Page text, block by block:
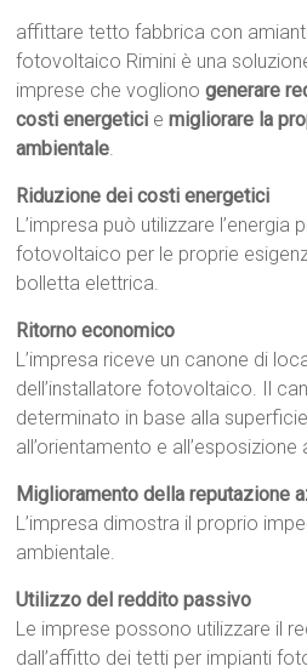
affittare tetto fabbrica con
fotovoltaico Rimini è una
imprese che voglionogenerare
costi energetici emigliorare la
ambientale.
Riduzione dei costi energetici
L’impresa può utilizzare l’energia
fotovoltaico per le proprie
bolletta elettrica.
Ritorno economico
L’impresa riceve un canone di
dell’installatore fotovoltaico. Il
determinato in base alla
all’orientamento e all’esposizione
Miglioramento della reputazione
L’impresa dimostra il proprio
ambientale.
Utilizzo del reddito passivo
Le imprese possono utilizzare il
dall’affitto dei tetti per impianti